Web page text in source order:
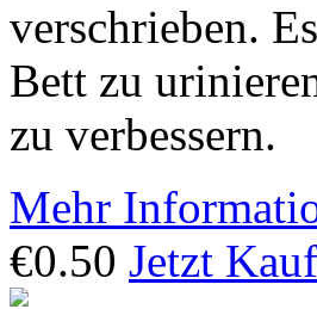
verschrieben.
Bett zu
zu verbessern.
Mehr
€0.50 Jetzt